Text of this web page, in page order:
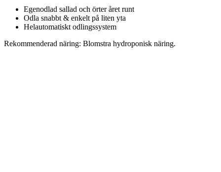
Egenodlad sallad och örter året runt
Odla snabbt & enkelt på liten yta
Helautomatiskt odlingssystem
Rekommenderad näring: Blomstra hydroponisk näring.